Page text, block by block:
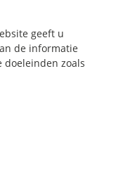
geeft u
de informatie
doeleinden zoals